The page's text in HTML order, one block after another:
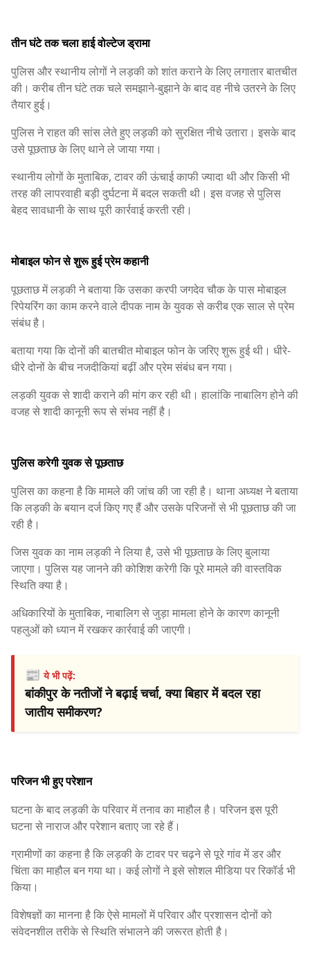
तीन घंटे तक चला हाई वोल्टेज ड्रामा
पुलिस और स्थानीय लोगों ने लड़की को शांत कराने के लिए लगातार बातचीत
की। करीब तीन घंटे तक चले समझाने-बुझाने के बाद वह नीचे उतरने के लिए
तैयार हुई।
पुलिस ने राहत की सांस लेते हुए लड़की को सुरक्षित नीचे उतारा। इसके बाद
उसे पूछताछ के लिए थाने ले जाया गया।
स्थानीय लोगों के मुताबिक, टावर की ऊंचाई काफी ज्यादा थी और किसी भी
तरह की लापरवाही बड़ी दुर्घटना में बदल सकती थी। इस वजह से पुलिस
बेहद सावधानी के साथ पूरी कार्रवाई करती रही।
मोबाइल फोन से शुरू हुई प्रेम कहानी
पूछताछ में लड़की ने बताया कि उसका करपी जगदेव चौक के पास मोबाइल
रिपेयरिंग का काम करने वाले दीपक नाम के युवक से करीब एक साल से प्रेम
संबंध है।
बताया गया कि दोनों की बातचीत मोबाइल फोन के जरिए शुरू हुई थी। धीरे-
धीरे दोनों के बीच नजदीकियां बढ़ीं और प्रेम संबंध बन गया।
लड़की युवक से शादी कराने की मांग कर रही थी। हालांकि नाबालिग होने की
वजह से शादी कानूनी रूप से संभव नहीं है।
पुलिस करेगी युवक से पूछताछ
पुलिस का कहना है कि मामले की जांच की जा रही है। थाना अध्यक्ष ने बताया
कि लड़की के बयान दर्ज किए गए हैं और उसके परिजनों से भी पूछताछ की जा
रही है।
जिस युवक का नाम लड़की ने लिया है, उसे भी पूछताछ के लिए बुलाया
जाएगा। पुलिस यह जानने की कोशिश करेगी कि पूरे मामले की वास्तविक
स्थिति क्या है।
अधिकारियों के मुताबिक, नाबालिग से जुड़ा मामला होने के कारण कानूनी
पहलुओं को ध्यान में रखकर कार्रवाई की जाएगी।
📰ये भी पढ़ें:
बांकीपुर के नतीजों ने बढ़ाई चर्चा, क्या बिहार में बदल रहा
जातीय समीकरण?
परिजन भी हुए परेशान
घटना के बाद लड़की के परिवार में तनाव का माहौल है। परिजन इस पूरी
घटना से नाराज और परेशान बताए जा रहे हैं।
ग्रामीणों का कहना है कि लड़की के टावर पर चढ़ने से पूरे गांव में डर और
चिंता का माहौल बन गया था। कई लोगों ने इसे सोशल मीडिया पर रिकॉर्ड भी
किया।
विशेषज्ञों का मानना है कि ऐसे मामलों में परिवार और प्रशासन दोनों को
संवेदनशील तरीके से स्थिति संभालने की जरूरत होती है।